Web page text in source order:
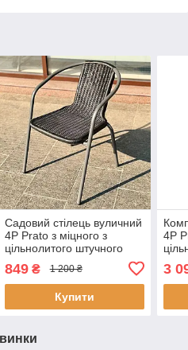
Садовий стілець вуличний
4P Prato з міцного з
цільнолитого штучного
ротанга з сірим каркасом
для тераси, балкона кафе
саду дачі Ч
849₴ 1 200 ₴
Купити
4P
для
3